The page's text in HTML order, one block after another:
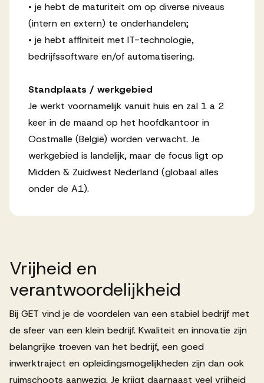
• je hebt de maturiteit om op diverse niveaus
(intern en extern) te onderhandelen;
• je hebt affiniteit met IT-technologie,
bedrijfssoftware en/of automatisering.
Standplaats / werkgebied
Je werkt voornamelijk vanuit huis en zal 1 a 2
keer in de maand op het hoofdkantoor in
Oostmalle (België) worden verwacht. Je
werkgebied is landelijk, maar de focus ligt op
Midden & Zuidwest Nederland (globaal alles
onder de A1).
Vrijheid en
verantwoordelijkheid
Bij GET vind je de voordelen van een stabiel bedrijf met
de sfeer van een klein bedrijf. Kwaliteit en innovatie zijn
belangrijke troeven van het bedrijf, een goed
inwerktraject en opleidingsmogelijkheden zijn dan ook
ruimschoots aanwezig. Je krijgt daarnaast veel vrijheid